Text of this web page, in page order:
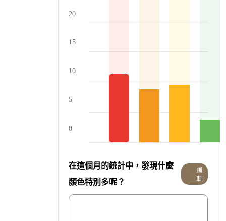
20
15
10
5
0
在這個月的統計中，發現什麼
顏色特別多呢？
編
輯